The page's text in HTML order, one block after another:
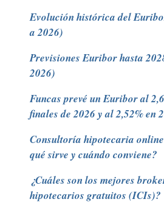
Evolución histórica del
a 2026)
Previsiones Euribor hasta
2026)
Funcas prevé un Euribor al
finales de 2026 y al 2,52% en
Consultoría hipotecaria
qué sirve y cuándo conviene?
¿Cuáles son los mejores
hipotecarios gratuitos (ICIs)?